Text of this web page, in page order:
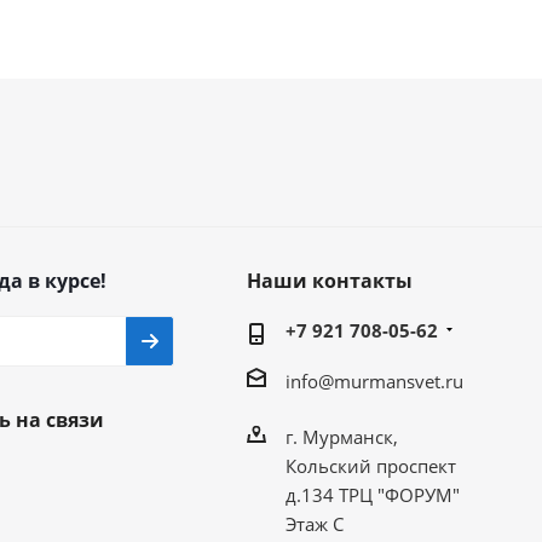
в курсе!
на связи
Наши контакты
+7 921 708-05-62
info@murmansvet.ru
г. Мурманск,
Кольский проспект
д.134 ТРЦ "ФОРУМ"
Этаж С